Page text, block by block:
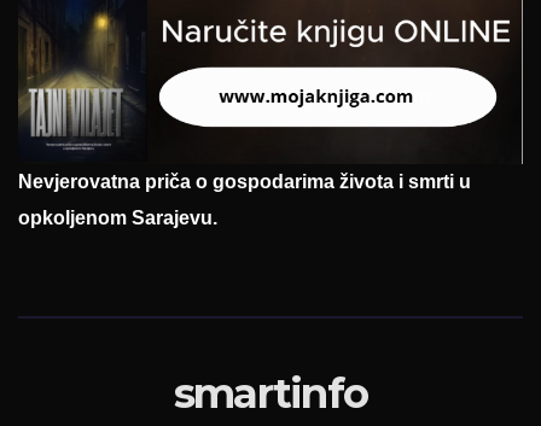
Nevjerovatna priča o gospodarima života i smrti u
opkoljenom Sarajevu.
smartinfo